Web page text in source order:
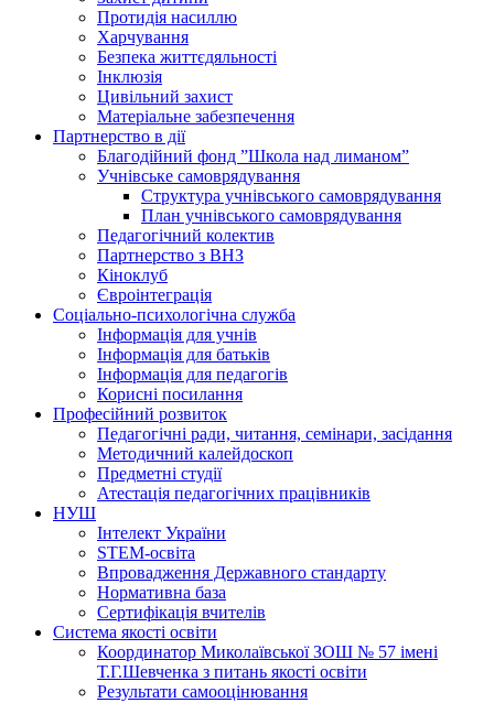
Протидія насиллю
Харчування
Безпека життєдяльності
Інклюзія
Цивільний захист
Матеріальне забезпечення
Партнерство в дії
Благодійний фонд ”Школа над лиманом”
Учнівське самоврядування
Структура учнiвського самоврядування
План учнiвського самоврядування
Педагогічний колектив
Партнерство з ВНЗ
Кіноклуб
Євроінтеграція
Соціально-психологічна служба
Інформація для учнів
Інформація для батьків
Інформація для педагогів
Корисні посилання
Професійний розвиток
Педагогічні ради, читання, семінари, засідання
Методичний калейдоскоп
Предметні студії
Атестація педагогічних працівників
НУШ
Інтелект України
STEM-освіта
Впровадження Державного стандарту
Нормативна база
Сертифікація вчителів
Система якості освіти
Координатор Миколаївської ЗОШ № 57 імені
Т.Г.Шевченка з питань якості освіти
Результати самооцінювання